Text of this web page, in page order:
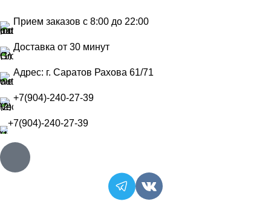
Прием заказов с 8:00 до 22:00
Доставка от 30 минут
Адрес: г. Саратов Рахова 61/71
+7(904)-240-27-39
+7(904)-240-27-39